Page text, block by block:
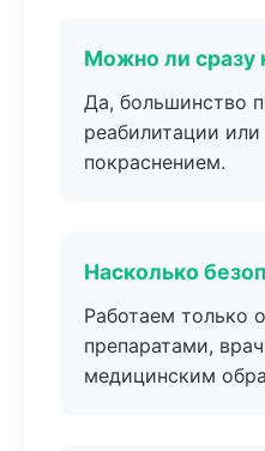
Можно ли сразу
Да, большинство
реабилитации
покраснением.
Насколько
Работаем только
препаратами,
медицинским